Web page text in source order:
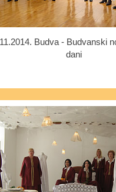
Budva - Budvanski
dani